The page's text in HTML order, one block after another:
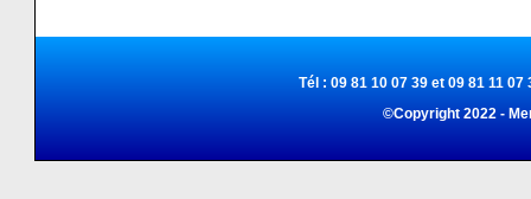
Tél : 09 81 10 07 39 et 09 81 11
©Copyright 2022 -